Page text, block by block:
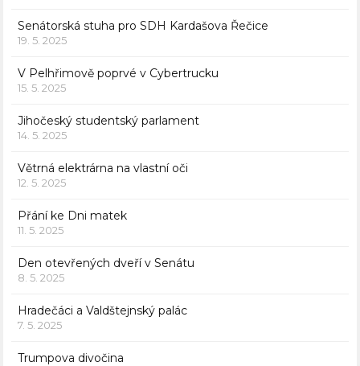
Senátorská stuha pro SDH Kardašova Řečice
19. 5. 2025
V Pelhřimově poprvé v Cybertrucku
15. 5. 2025
Jihočeský studentský parlament
14. 5. 2025
Větrná elektrárna na vlastní oči
12. 5. 2025
Přání ke Dni matek
11. 5. 2025
Den otevřených dveří v Senátu
8. 5. 2025
Hradečáci a Valdštejnský palác
7. 5. 2025
Trumpova divočina